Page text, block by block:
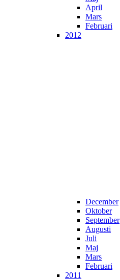
April
Mars
Februari
2012
December
Oktober
September
Augusti
Juli
Maj
Mars
Februari
2011